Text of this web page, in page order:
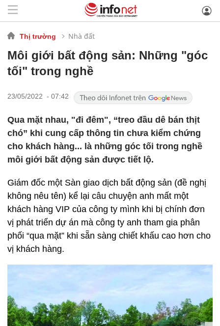
Thị trường Nhà đất
Môi giới bất động sản: Những "góc
tối" trong nghề
23/05/2022 - 07:42
Qua mặt nhau, "đi đêm", “treo đầu dê bán thịt
chó” khi cung cấp thông tin chưa kiểm chứng
cho khách hàng... là những góc tối trong nghề
môi giới bất động sản được tiết lộ.
Giám đốc một Sàn giao dịch bất động sản (đề nghị
không nêu tên) kể lại câu chuyện anh mất một
khách hàng VIP của công ty mình khi bị chính đơn
vị phát triển dự án mà công ty anh tham gia phân
phối “qua mặt” khi sẵn sàng chiết khấu cao hơn cho
vị khách hàng.